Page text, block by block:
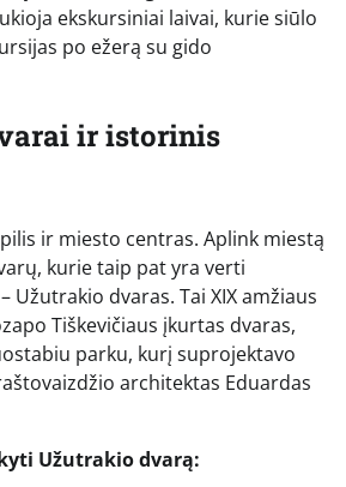
ekskursiniai laivai, kurie siūlo
po ežerą su gido
ir istorinis
ir miesto centras. Aplink miestą
kurie taip pat yra verti
Užutrakio dvaras. Tai XIX amžiaus
Tiškevičiaus įkurtas dvaras,
parku, kurį suprojektavo
architektas Eduardas
Užutrakio dvarą: